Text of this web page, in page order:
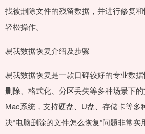
找被删除文件的残留数据，并进行修复
轻松操作。
易我数据恢复介绍及步骤
易我数据恢复是一款口碑较好的专业数
删除、格式化、分区丢失等多种场景下
Mac系统，支持硬盘、U盘、存储卡等多
决“电脑删除的文件怎么恢复”问题非常实